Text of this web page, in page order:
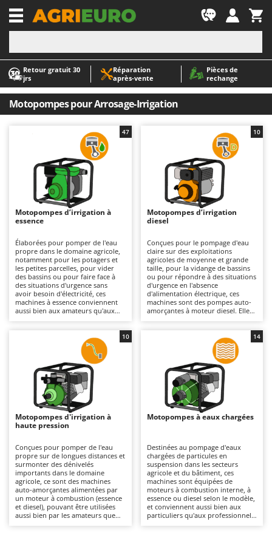
Retour gratuit 30
jrs
Réparation
après‑vente
Pièces de
rechange
-1
A
Abris de jardin
Accessoires pour tracteurs tondeuses autoportés
Aérateurs Scarificateurs pour gazon
Arracheuses de pommes de terre pour tracteur
Aspirateurs - Balais Électriques
Aspirateurs à cendres
Aspirateurs à feuilles sur roues
Aspirateurs de piscine
Aspirateurs Multifonctions
Atomiseurs agricoles pour tracteurs
Atomiseurs pour traitements
Autolaveuses
Autres produits
Bancs de scie pour le bois - Scies à bûches
Barbecues
Bennes pour tracteur
Brosses pour sols extérieurs
Brouettes à moteur
Broyeurs à axe horizontal pour tracteur
Broyeurs de branches et végétaux
Butteurs pour tracteur
C
Chargeurs de batterie - Démarreurs
A
AgriEuro Premium
AgriEuro TOP-LINE
Airmec
AL-KO
ALA 2000
Alce
Alpina
Ama
Ambrogio Robot
Annovi Reverberi
Ardes
Argo
Ariete
Artus
Attila
Ausonia
Awelco
B
Baesso
Motopompes pour Arrosage-Irrigation
Motopompes d’irrigation à
essence
Élaborées pour pomper de l'eau
propre dans le domaine agricole,
notamment pour les potagers et
les petites parcelles, pour vider
des bassins ou pour faire face à
des situations d'urgence sans
avoir besoin d'électricité, ces
machines à essence conviennent
aussi bien aux amateurs qu'aux
légèreté et leur praticité par
rapport aux versions diesel, ce qui
les rend plus faciles à déplacer et
plus adaptées lorsqu'il faut
intervenir dans différentes zones
du terrain. Elles offrent une bonne
autonomie et un démarrage
rapide. Pour maintenir des
performances constantes, il est
nécessaire d'effectuer l'entretien
du moteur avec des contrôles
périodiques du filtre à air, de la
que le nettoyage des filtres à eau
et des conduits pour éviter les
obstructions.
47
Motopompes d’irrigation
diesel
Conçues pour le pompage d'eau
claire sur des exploitations
agricoles de moyenne et grande
taille, pour la vidange de bassins
ou pour répondre à des situations
d'urgence en l'absence
d'alimentation électrique, ces
machines sont des pompes auto-
amorçantes à moteur diesel. Elles
supérieures : il s'agit généralement
de modèles offrant un débit plus
élevé et une plus grande
robustesse pour les applications
agricoles, ce qui les rend
parfaitement adaptés à des
utilisations allant du semi-
professionnel au professionnel. Le
système auto-amorçant facilite le
démarrage, même dans des
conditions d'utilisation exigeantes,
préserver leurs performances
dans le temps, il est nécessaire
d'assurer l'entretien régulier du
moteur en effectuant des
contrôles périodiques du filtre à
air et du niveau d'huile, ainsi que
le nettoyage des filtres à eau et
des conduites afin d'éviter les
dépôts et les pertes de
10
Motopompes d'irrigation à
haute pression
Conçues pour pomper de l'eau
propre sur de longues distances et
surmonter des dénivelés
importants dans le domaine
agricole, ce sont des machines
auto-amorçantes alimentées par
un moteur à combustion (essence
et diesel), pouvant être utilisées
aussi bien par les amateurs que
10
Motopompes à eaux chargées
Destinées au pompage d'eaux
chargées de particules en
suspension dans les secteurs
agricole et du bâtiment, ces
machines sont équipées de
moteurs à combustion interne, à
essence ou diesel selon le modèle,
et conviennent aussi bien aux
particuliers qu'aux professionnels.
14